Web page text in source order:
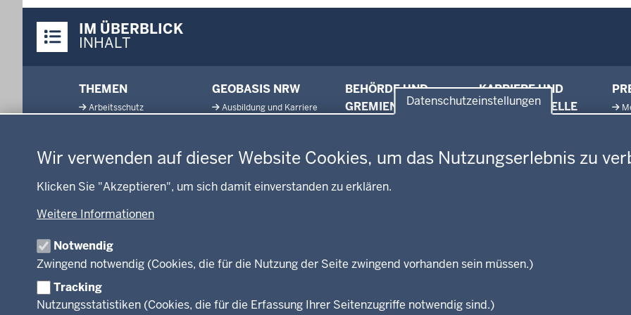
Datenschutzeinstellungen
Wir verwenden auf dieser Website Cookies, um das Nutzungserlebnis zu
Klicken Sie "Akzeptieren", um sich damit einverstanden zu erklären.
Weitere Informationen
Notwendig
Zwingend notwendig (Cookies, die für die Nutzung der Seite zwingend vorhanden sein müssen.)
Tracking
Nutzungsstatistiken (Cookies, die für die Erfassung Ihrer Seitenzugriffe notwendig sind.)
Inhalte
IM ÜBERBLICK
INHALT
der
THEMEN
Arbeitsschutz
Bauen und Verkehr
Schule und Bildung
Wirtschaft und Kultur
GEOBASIS NRW
Ausbildung und Karriere
Open Data
BEHÖRDE UND
GREMIEN
Gremien
KARRIERE UND
VORMERKSTELLE
Stellenangebote
Stellenangebote Schule
Facebook
Instagram
LinkedIn